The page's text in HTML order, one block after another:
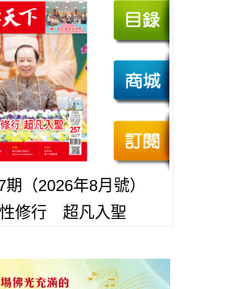
期（2026年8月號）
修行 超凡入聖